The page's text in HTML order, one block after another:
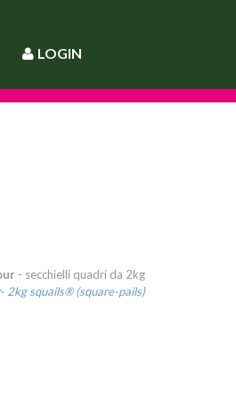
LOGIN
- secchielli quadri da 2kg
- 2kg squails® (square-pails)